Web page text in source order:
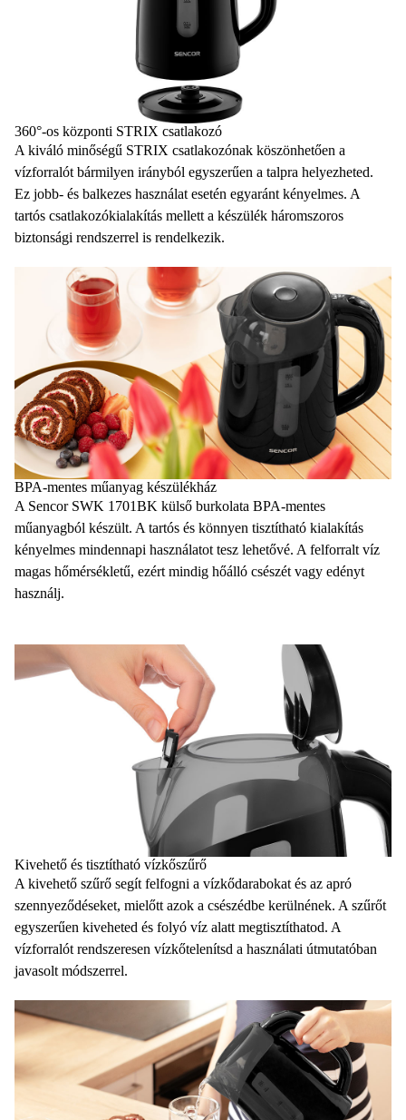
360°-os központi STRIX csatlakozó
A kiváló minőségű STRIX csatlakozónak köszönhetően a
vízforralót bármilyen irányból egyszerűen a talpra helyezheted.
Ez jobb- és balkezes használat esetén egyaránt kényelmes. A
tartós csatlakozókialakítás mellett a készülék háromszoros
biztonsági rendszerrel is rendelkezik.
BPA-mentes műanyag készülékház
A Sencor SWK 1701BK külső burkolata BPA-mentes
műanyagból készült. A tartós és könnyen tisztítható kialakítás
kényelmes mindennapi használatot tesz lehetővé. A felforralt víz
magas hőmérsékletű, ezért mindig hőálló csészét vagy edényt
használj.
Kivehető és tisztítható vízkőszűrő
A kivehető szűrő segít felfogni a vízkődarabokat és az apró
szennyeződéseket, mielőtt azok a csészédbe kerülnének. A szűrőt
egyszerűen kiveheted és folyó víz alatt megtisztíthatod. A
vízforralót rendszeresen vízkőtelenítsd a használati útmutatóban
javasolt módszerrel.